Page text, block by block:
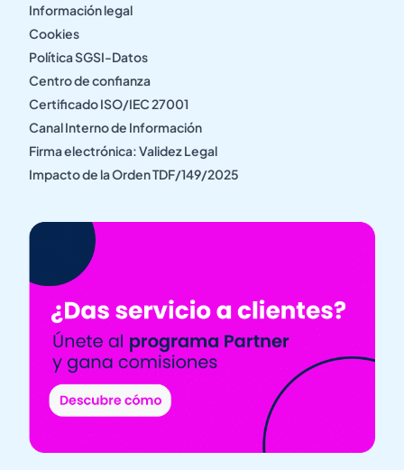
Información legal
Cookies
Política SGSI-Datos
Centro de confianza
Certificado ISO/IEC 27001
Canal Interno de Información
Firma electrónica: Validez Legal
Impacto de la Orden TDF/149/2025